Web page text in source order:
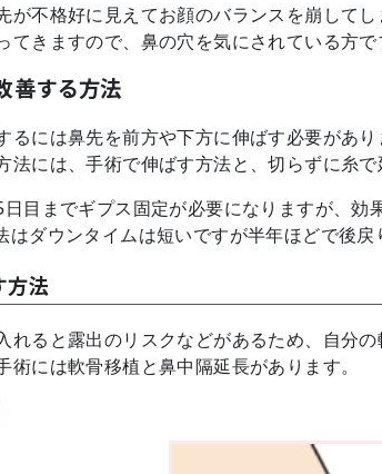
が不格好に見えてお顔のバランスを崩してし
てきますので、鼻の穴を気にされている方で
善する方法
るには鼻先を前方や下方に伸ばす必要があり
法には、手術で伸ばす方法と、切らずに糸で
目までギプス固定が必要になりますが、効
ダウンタイムは短いですが半年ほどで後戻
方法
れると露出のリスクなどがあるため、自分の
術には軟骨移植と鼻中隔延長があります。